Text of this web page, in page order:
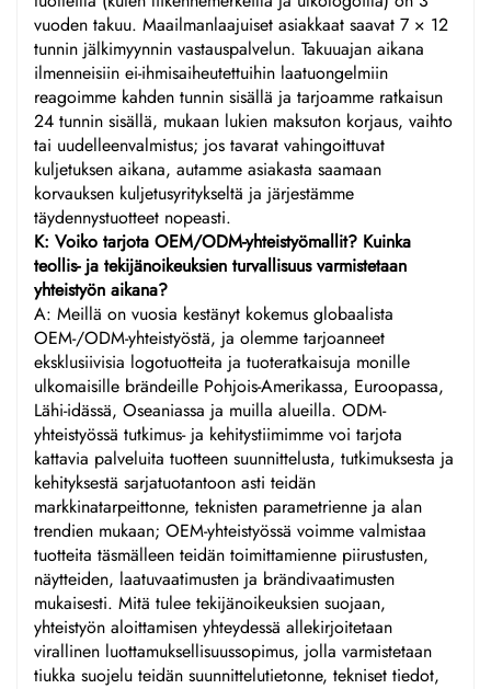
vuoden takuu. Maailmanlaajuiset asiakkaat saavat 7 × 12
tunnin jälkimyynnin vastauspalvelun. Takuuajan aikana
ilmenneisiin ei-ihmisaiheutettuihin laatuongelmiin
reagoimme kahden tunnin sisällä ja tarjoamme ratkaisun
24 tunnin sisällä, mukaan lukien maksuton korjaus, vaihto
tai uudelleenvalmistus; jos tavarat vahingoittuvat
kuljetuksen aikana, autamme asiakasta saamaan
korvauksen kuljetusyritykseltä ja järjestämme
täydennystuotteet nopeasti.
K: Voiko tarjota OEM/ODM-yhteistyömallit? Kuinka
teollis- ja tekijänoikeuksien turvallisuus varmistetaan
yhteistyön aikana?
A: Meillä on vuosia kestänyt kokemus globaalista
OEM-/ODM-yhteistyöstä, ja olemme tarjoanneet
eksklusiivisia logotuotteita ja tuoteratkaisuja monille
ulkomaisille brändeille Pohjois-Amerikassa, Euroopassa,
Lähi-idässä, Oseaniassa ja muilla alueilla. ODM-
yhteistyössä tutkimus- ja kehitystiimimme voi tarjota
kattavia palveluita tuotteen suunnittelusta, tutkimuksesta ja
kehityksestä sarjatuotantoon asti teidän
markkinatarpeittonne, teknisten parametrienne ja alan
trendien mukaan; OEM-yhteistyössä voimme valmistaa
tuotteita täsmälleen teidän toimittamienne piirustusten,
näytteiden, laatuvaatimusten ja brändivaatimusten
mukaisesti. Mitä tulee tekijänoikeuksien suojaan,
yhteistyön aloittamisen yhteydessä allekirjoitetaan
virallinen luottamuksellisuussopimus, jolla varmistetaan
tiukka suojelu teidän suunnittelutietonne, tekniset tiedot,